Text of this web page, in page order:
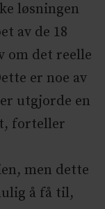
løsningen
av de 18
om det reelle
er noe av
utgjorde en
forteller
men dette
å få til,